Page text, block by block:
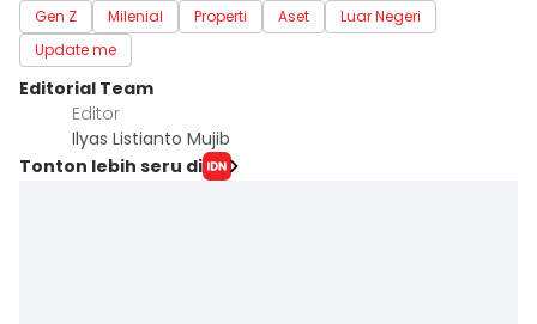
Gen Z Milenial Properti Aset
Luar Negeri
Update me
Editorial Team
Editor
Ilyas Listianto Mujib
Tonton lebih seru di